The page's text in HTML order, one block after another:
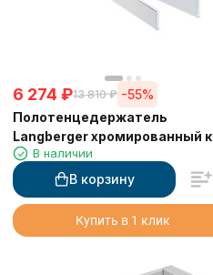
6 274 ₽13 810 ₽ -55%
Полотенцедержатель
Langberger хромированный к
стене двойной поворотный
11308A
В наличии
В корзину
Купить в 1 клик